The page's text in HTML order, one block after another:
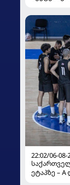
22:02/06-08-
ეტაპზე – A